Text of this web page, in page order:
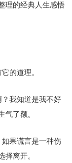
理的经典人生感悟
的道理。
我知道是我不好
气了额。
果谎言是一种伤
择离开。